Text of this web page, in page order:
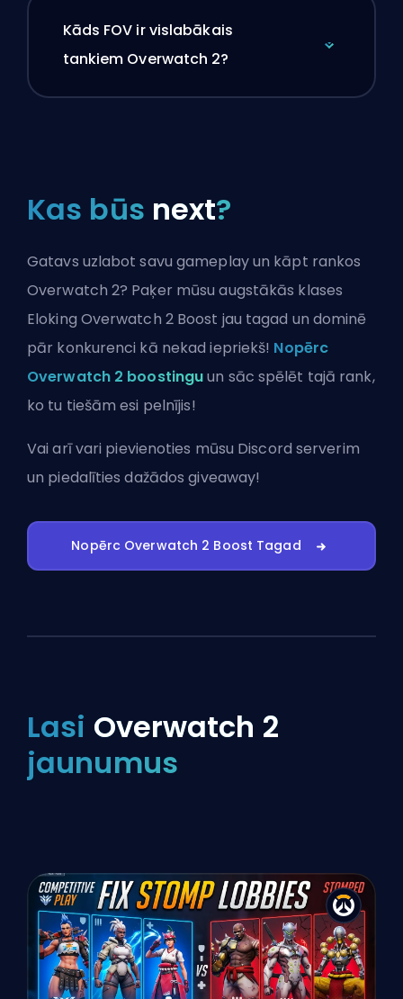
Kāds FOV ir vislabākais
tankiem Overwatch 2?
Kas būs next?
Gatavs uzlabot savu gameplay un kāpt rankos
Overwatch 2? Paķer mūsu augstākās klases
Eloking Overwatch 2 Boost jau tagad un dominē
pār konkurenci kā nekad iepriekš! Nopērc
Overwatch 2 boostinguun sāc spēlēt tajā rank,
ko tu tiešām esi pelnījis!
Vai arī vari pievienoties mūsu Discord serverim
un piedalīties dažādos giveaway!
Nopērc Overwatch 2 Boost Tagad
Lasi Overwatch 2
jaunumus